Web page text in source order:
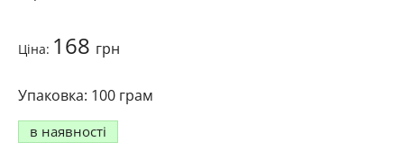
Ціна: 168 грн
100 грам
в наявності